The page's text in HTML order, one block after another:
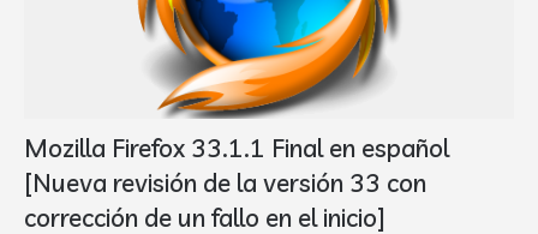
Mozilla Firefox 33.1.1 Final en español
[Nueva revisión de la versión 33 con
corrección de un fallo en el inicio]